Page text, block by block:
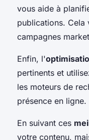
vous aide à
publications.
campagnes
Enfin, l'
pertinents et
les moteurs de
présence en ligne.
En suivant ces
votre contenu,